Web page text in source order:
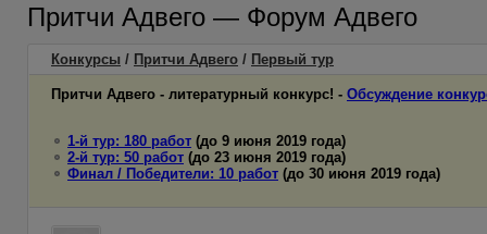
Притчи Адвего — Форум Адвего
Конкурсы / Притчи Адвего / Первый тур
Притчи Адвего - литературный конкурс! - Обсуждение
1-й тур: 180 работ (до 9 июня 2019 года)
2-й тур: 50 работ (до 23 июня 2019 года)
Финал / Победители: 10 работ (до 30 июня 2019 года)